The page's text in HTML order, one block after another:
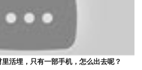
里活埋，只有一部手机，怎么出去呢？